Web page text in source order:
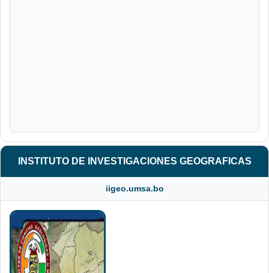
INSTITUTO DE INVESTIGACIONES GEOGRAFICAS
iigeo.umsa.bo